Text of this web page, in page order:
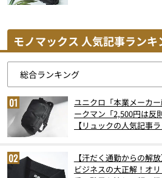
モノマックス 人気記事ランキ
ユニクロ「本業メーカ
ークマン「2,500円は
【リュックの人気記事
【汗だく通勤からの解
ビジネスの大正解！オ